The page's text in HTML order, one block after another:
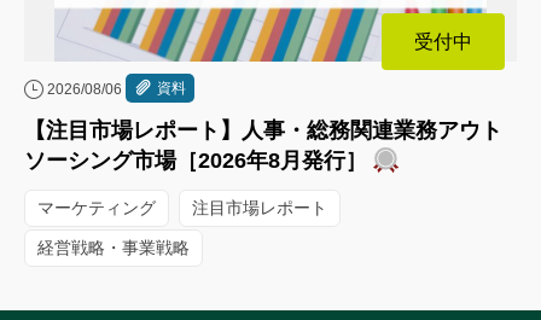
受付中
2026/08/06 資料
【注目市場レポート】人事・総務関連業務アウト
ソーシング市場［2026年8月発行］
マーケティング 注目市場レポート
経営戦略・事業戦略